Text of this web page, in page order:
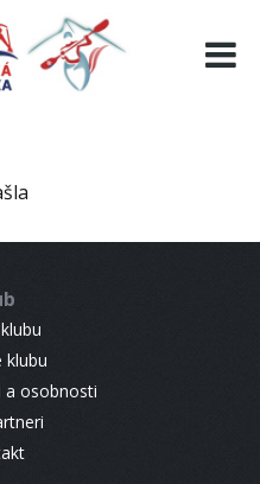
klubu
a osobnosti
19